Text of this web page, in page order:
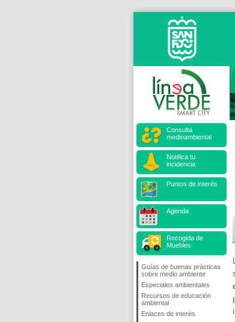
Consulta
medioambiental
Notifica tu
incidencia
Puntos de interés
Agenda
Recogida de
Muebles
Guías de buenas prácticas
sobre medio ambiente
Especiales ambientales
Recursos de educación
ambiental
Enlaces de interés